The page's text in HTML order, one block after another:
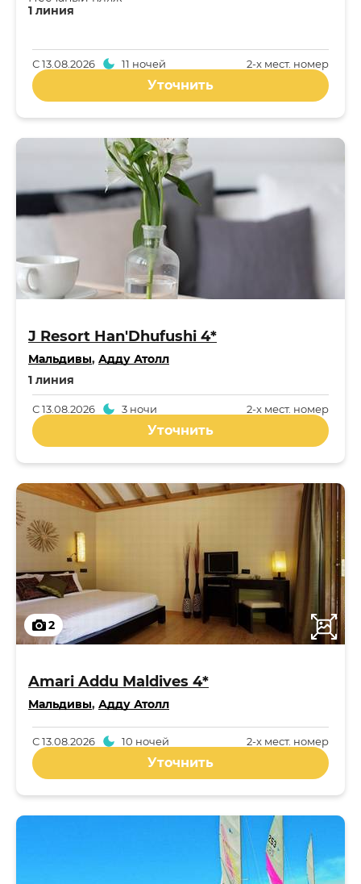
1 линия
2-x мест. номер
С13.08.2026 11 ночей
Уточнить
J Resort Han'Dhufushi 4*
Мальдивы, Адду Атолл
1 линия
2-x мест. номер
С13.08.2026 3 ночи
Уточнить
2
Amari Addu Maldives 4*
Мальдивы, Адду Атолл
2-x мест. номер
С13.08.2026 10 ночей
Уточнить